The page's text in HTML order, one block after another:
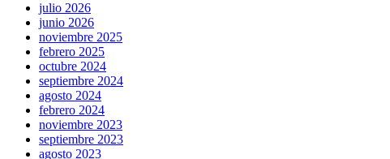
julio 2026
junio 2026
noviembre 2025
febrero 2025
octubre 2024
septiembre 2024
agosto 2024
febrero 2024
noviembre 2023
septiembre 2023
agosto 2023